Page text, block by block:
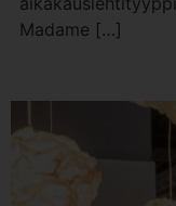
Madame […]